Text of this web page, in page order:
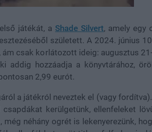
játékát, a Shade Silvert, amely egy
született. A 2024. június
csak korlátozott ideig: augusztus
addig hozzáadja a könyvtárához,
2,99 eurót.
a játékról neveztek el (vagy
kerülgetünk, ellenfeleket
néhány ogrét is lekenyerezünk,